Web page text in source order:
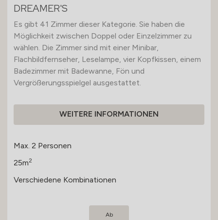
DREAMER'S
Es gibt 41 Zimmer dieser Kategorie. Sie haben die
Möglichkeit zwischen Doppel oder Einzelzimmer zu
wählen. Die Zimmer sind mit einer Minibar,
Flachbildfernseher, Leselampe, vier Kopfkissen, einem
Badezimmer mit Badewanne, Fön und
Vergrößerungsspielgel ausgestattet.
WEITERE INFORMATIONEN
Max. 2 Personen
25m2
Verschiedene Kombinationen
Ab